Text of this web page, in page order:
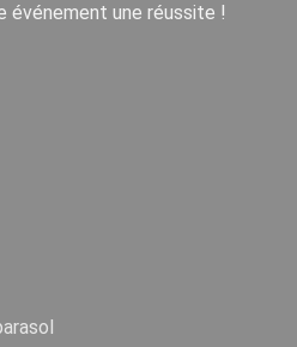
événement une réussite !